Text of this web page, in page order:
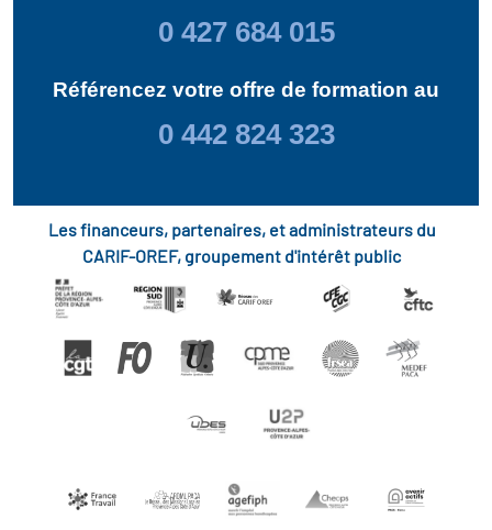
0 427 684 015
Référencez votre offre de formation au
0 442 824 323
Les financeurs, partenaires, et administrateurs du
CARIF-OREF, groupement d'intérêt public